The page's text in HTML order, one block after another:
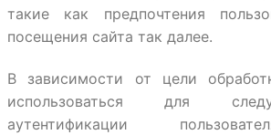
такие как предпочтения
посещения сайта так далее.
В зависимости от цели
использоваться для
аутентификации